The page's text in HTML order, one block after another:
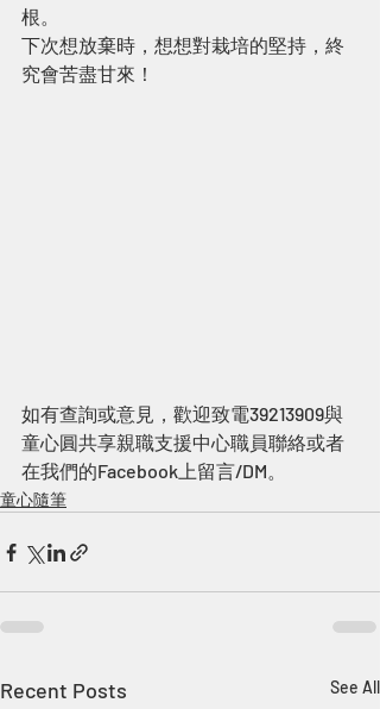
根。
下次想放棄時，想想對栽培的堅持，終
究會苦盡甘來！
如有查詢或意見，歡迎致電39213909與
童心圓共享親職支援中心職員聯絡或者
在我們的Facebook上留言/DM。
童心隨筆
Recent Posts See All